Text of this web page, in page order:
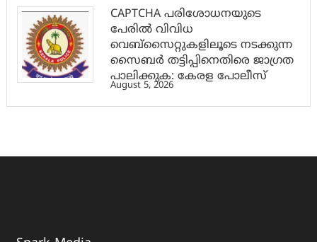
CAPTCHA പരിശോധനയുടെ
പേരില്‍ വിവിധ
വെബ്സൈറ്റുകളിലൂടെ നടക്കുന്ന
സൈബര്‍ തട്ടിപ്പിനെതിരെ ജാഗ്രത
പാലിക്കുക: കേരള പോലീസ്
August 5, 2026